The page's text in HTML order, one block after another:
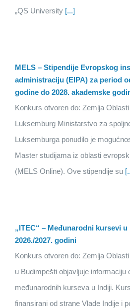
„QS University [...]
MELS – Stipendije Evropskog
administraciju (EIPA) za period
godine do 2028. akademske
Konkurs otvoren do: Zemlja
Luksemburg Ministarstvo za
Luksemburga ponudilo je
Master studijama iz oblasti
(MELS Online). Ove stipendije su
„ITEC“ – Međunarodni kursevi
2026./2027. godini
Konkurs otvoren do: Zemlja
u Budimpešti objavljuje informaciju
međunarodnih kurseva u Indiji.
finansirani od strane Vlade Indije i